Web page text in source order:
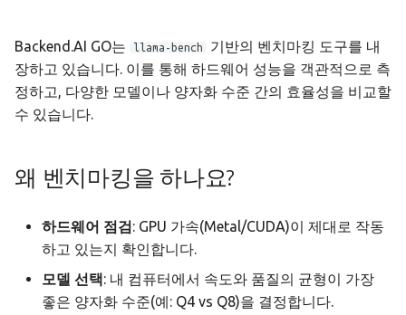
설치하기
초기 설정 마법사
모델 실행하기
세션
대화 관리
도구 사용
에이전트 프로필
에이전트 모델 선택
ACP 서버
템플릿
템플릿 카탈로그
워크스페이스 & 메모리
예산 & 안전
모니터링 & 분석
llama.cpp
MLX
vLLM
SGLang
모델 허브 미러
설정 → Claude Code
Anthropic
Gemini
원격 vLLM
자동 발견
분산 라우팅
파이프라인 병렬 계획
파이프라인 서빙
Cowork 컨테이너 모드
멀티 채널 메시징
보안 모델
작업 스케줄링
API 레퍼런스
배포 모델
기기 등록
오프라인 라이선스
고정 엔드포인트 배포
감사 & 컴플라이언스
1. 빠른 테스트 (Quick Test)
2. 전체 테스트 (Full Suite -
고급)
기대 성능 가이드
비교 및 기록
기밀 문서 번역
API로 앱 만들기
AI로 데이터 분석하기
팀 AI와 멀티노드
오프라인 전용 설정
문제 해결
자주 묻는 질문
Backend.AI GO는 llama-bench
기반의 벤치마킹 도구를 내
장하고 있습니다. 이를 통해 하드웨어 성능을 객관적으로 측
정하고, 다양한 모델이나 양자화 수준 간의 효율성을 비교할
수 있습니다.
왜 벤치마킹을 하나요?
하드웨어 점검: GPU 가속(Metal/CUDA)이 제대로 작동
하고 있는지 확인합니다.
모델 선택: 내 컴퓨터에서 속도와 품질의 균형이 가장
좋은 양자화 수준(예: Q4 vs Q8)을 결정합니다.